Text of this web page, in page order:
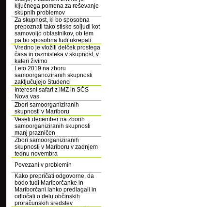
ključnega pomena za reševanje
skupnih problemov
Za skupnost, ki bo sposobna
prepoznati tako stiske soljudi kot
samovoljo oblastnikov, ob tem
pa bo sposobna tudi ukrepati
Vredno je vložiti delček prostega
časa in razmisleka v skupnost, v
kateri živimo
Leto 2019 na zboru
samoorganoziranih skupnosti
zaključujejo Studenci
Interesni safari z IMZ in SČS
Nova vas
Zbori samoorganiziranih
skupnosti v Mariboru
Veseli december na zborih
samoorganiziranih skupnosti
manj prazničen
Zbori samoorganiziranih
skupnosti v Mariboru v zadnjem
tednu novembra
Povezani v problemih
Kako prepričati odgovorne, da
bodo tudi Mariborčanke in
Mariborčani lahko predlagali in
odločali o delu občinskih
proračunskih sredstev